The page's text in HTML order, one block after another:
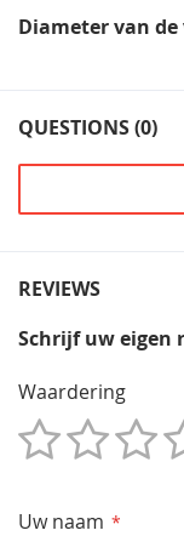
Diameter van
QUESTIONS (0)
REVIEWS
Schrijf uw eigen
Waardering
Uw naam